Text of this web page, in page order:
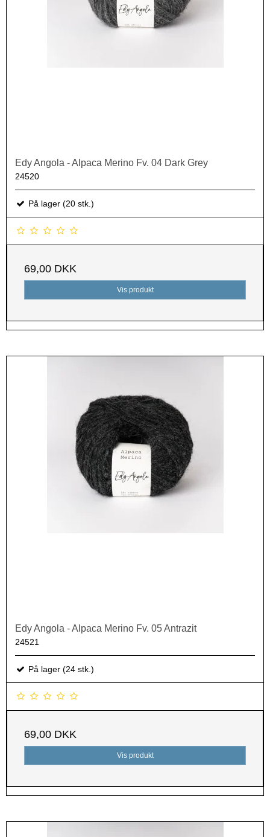
Edy Angola - Alpaca Merino Fv. 04 Dark Grey
24520
På lager (20 stk.)
69,00 DKK
Vis produkt
Edy Angola - Alpaca Merino Fv. 05 Antrazit
24521
På lager (24 stk.)
69,00 DKK
Vis produkt